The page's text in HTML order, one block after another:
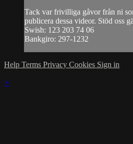
Tack var frivilliga gåvor från ni
publicera dessa videor. Stöd oss
Swish: 123 203 74 06
Bankgiro: 297-1232
Help Terms Privacy Cookies Sign in
×